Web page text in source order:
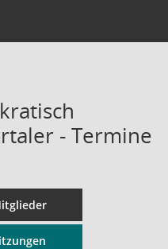
- Termine